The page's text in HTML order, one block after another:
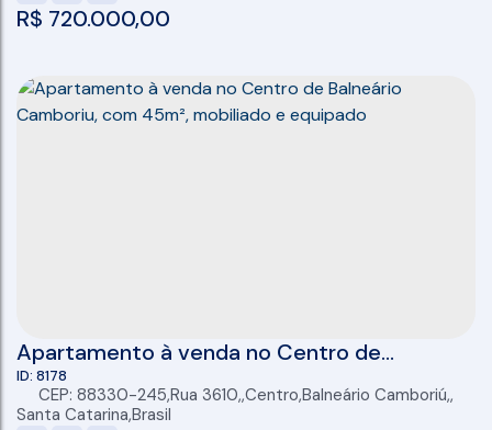
R$ 720.000,00
Apartamento à venda no Centro de
Balneário Camboriu, com 45m², mobiliado e
equipado
8178
CEP: 88330-245,Rua 3610 ,Centro,Balneário Camboriú ,
Santa Catarina,Brasil